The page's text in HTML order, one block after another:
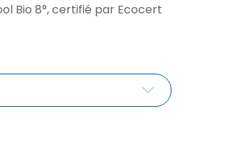
Bio 8°, certifié par Ecocert